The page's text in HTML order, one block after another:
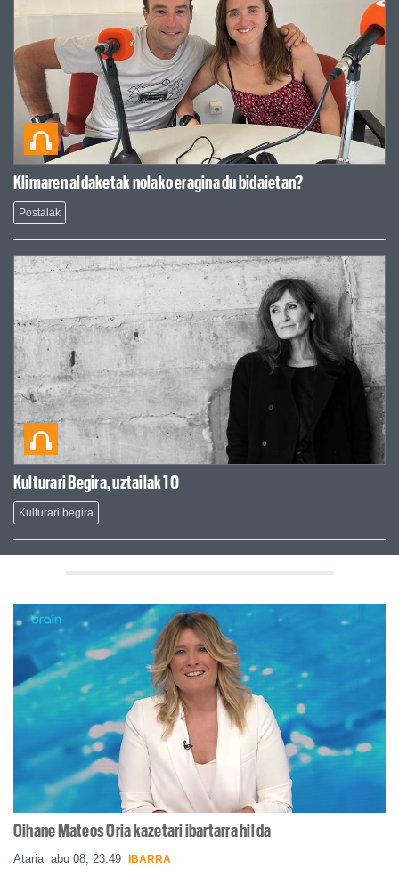
Klimaren aldaketak nolako eragina du bidaietan?
Postalak
Kulturari Begira, uztailak 10
Kulturari begira
Oihane Mateos Oria kazetari ibartarra hil da
Ataria abu 08, 23:49 IBARRA